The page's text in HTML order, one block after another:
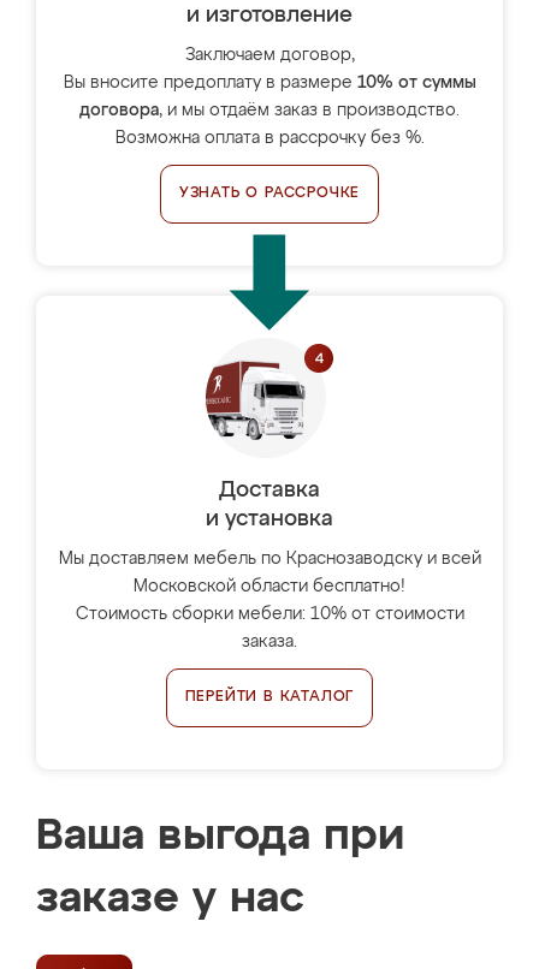
и изготовление
Заключаем договор,
Вы вносите предоплату в размере 10% от суммы
договора, и мы отдаём заказ в производство.
Возможна оплата в рассрочку без %.
УЗНАТЬ О РАССРОЧКЕ
Доставка
и установка
Мы доставляем мебель по Краснозаводску и всей
Московской области бесплатно!
Стоимость сборки мебели: 10% от стоимости
заказа.
ПЕРЕЙТИ В КАТАЛОГ
Ваша выгода при
заказе у нас